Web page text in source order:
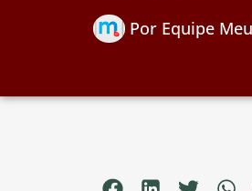
Por Equipe